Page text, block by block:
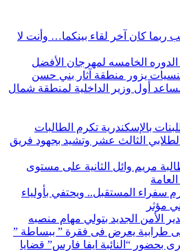
ربما كان آخر لقاء بينكما… وأنت لا
الخامسه لمهرجان الأفضل
يزور منطقة آثار بني حسن
أول وزير الداخلية لمنطقة شمال
بالإسكندرية تكرم الطالبات
الثالث عشر وتشيد بجهود فريق
مريم وائل الثانية على مستوى
سفراء المستقبل.. ويحتفي بأولياء
مؤثر
الأمن الجديد بتولي مهام منصبه
طرابية يعرض فى فقرة ” ببساطة ”
بحضور “النائبة ايفا فارس” قضايا